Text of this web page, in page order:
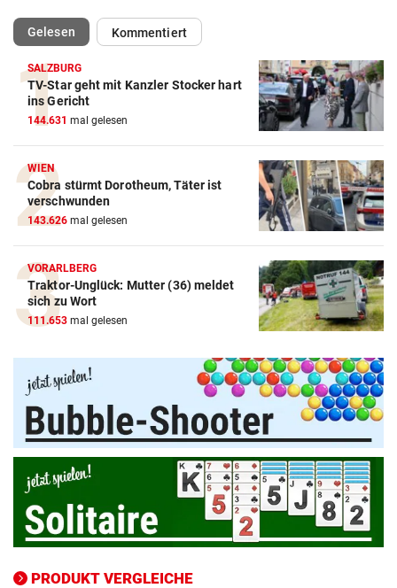
Gelesen(ausgewählt)Kommentiert
SALZBURG
TV-Star geht mit Kanzler Stocker hart
ins Gericht
144.631 mal gelesen
WIEN
Cobra stürmt Dorotheum, Täter ist
verschwunden
143.626 mal gelesen
VORARLBERG
Traktor-Unglück: Mutter (36) meldet
sich zu Wort
111.653 mal gelesen
PRODUKT VERGLEICHE
Amazon-Kindle Vergleich
ZUM VERGLEICH
Apple-iPad Vergleich
ZUM VERGLEICH
Apple-iPhone Vergleich
ZUM VERGLEICH
Apple Macbook Vergleich
ZUM VERGLEICH
Bluetooth Lautsprecher Vergleich
ZUM VERGLEICH